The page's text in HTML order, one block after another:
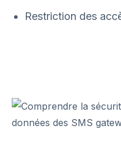
Restriction des